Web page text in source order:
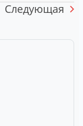
Следующая